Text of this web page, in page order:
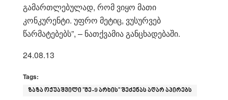
გამართლებულად, რომ ვიყო მათი
კონკურენტი. უფრო მეტიც, ვუსურვებ
წარმატებებს”, – ნათქვამია განცხადებაში.
24.08.13
Tags:
ზაზა ოქუაშვილი "მე-9 არხის" შეძენას აღარ აპირებს